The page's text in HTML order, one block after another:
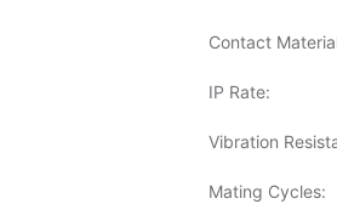
Contact
IP Rate:
Vibration
Mating Cycles: